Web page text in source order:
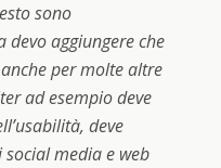
sono
devo aggiungere che
per molte altre
ad esempio deve
deve
media e web